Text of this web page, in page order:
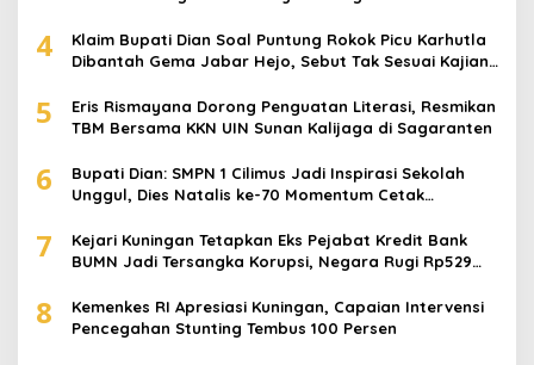
4
Klaim Bupati Dian Soal Puntung Rokok Picu Karhutla
Dibantah Gema Jabar Hejo, Sebut Tak Sesuai Kajian
5
Eris Rismayana Dorong Penguatan Literasi, Resmikan
TBM Bersama KKN UIN Sunan Kalijaga di Sagaranten
6
Bupati Dian: SMPN 1 Cilimus Jadi Inspirasi Sekolah
Unggul, Dies Natalis ke-70 Momentum Cetak
7
Kejari Kuningan Tetapkan Eks Pejabat Kredit Bank
BUMN Jadi Tersangka Korupsi, Negara Rugi Rp529
8
Kemenkes RI Apresiasi Kuningan, Capaian Intervensi
Pencegahan Stunting Tembus 100 Persen